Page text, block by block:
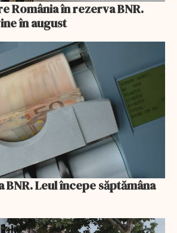
România în rezerva BNR.
în august
BNR. Leul începe săptămâna